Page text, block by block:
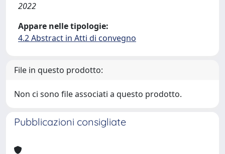
2022
Appare nelle tipologie:
4.2 Abstract in Atti di convegno
File in questo prodotto:
Non ci sono file associati a questo prodotto.
Pubblicazioni consigliate